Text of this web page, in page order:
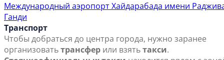
Международный аэропорт Хайдарабада имени
Ганди
Транспорт
Чтобы добраться до центра города, нужно заранее
организоватьтрансфер или взятьтакси.